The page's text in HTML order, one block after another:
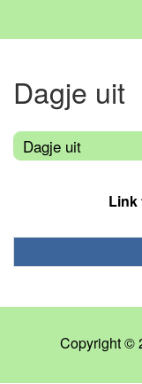
Dagje uit
Dagje uit
Link
Copyright ©